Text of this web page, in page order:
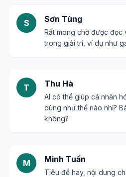
S Sơn Tùng
Rất mong chờ được đọc
trong giải trí, ví dụ như
T Thu Hà
AI có thể giúp cá nhân
dùng như thế nào nhỉ?
không?
M Minh Tuấn
Tiêu đề hay, nội dung